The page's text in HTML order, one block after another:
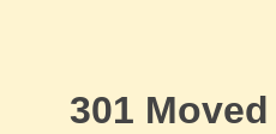
301